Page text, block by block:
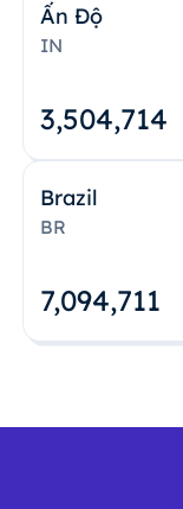
Ấn Độ
IN
3,504,715
Brazil
BR
7,094,712